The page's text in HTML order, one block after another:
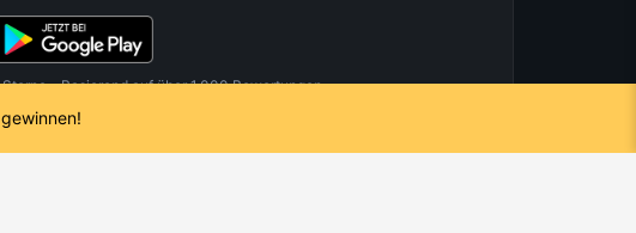
- Basierend auf über 1.000 Bewertungen.